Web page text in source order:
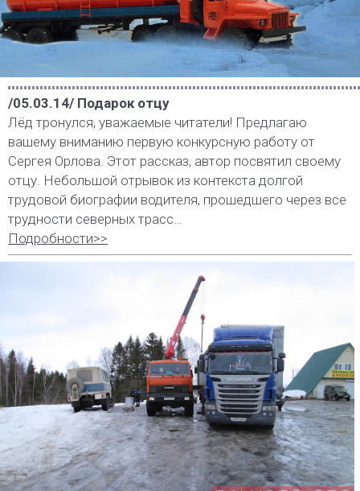
/05.03.14/ Подарок отцу
Лёд тронулся, уважаемые читатели! Предлагаю
вашему вниманию первую конкурсную работу от
Сергея Орлова. Этот рассказ, автор посвятил своему
отцу. Небольшой отрывок из контекста долгой
трудовой биографии водителя, прошедшего через все
трудности северных трасс…
Подробности>>